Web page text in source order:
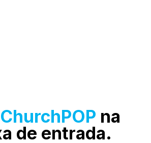
ChurchPOP na
de entrada.